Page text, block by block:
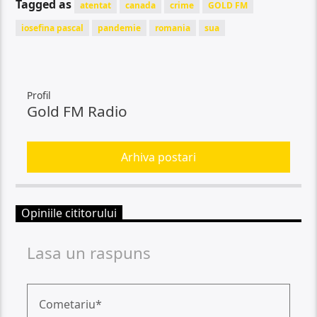
Tagged as atentat canada crime
GOLD FM
iosefina pascal
pandemie romania sua
Profil
Gold FM Radio
Arhiva postari
Opiniile cititorului
Lasa un raspuns